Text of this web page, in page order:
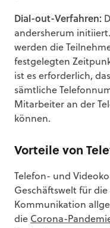
Dial-out-Verfahren:
andersherum
werden die
festgelegten
ist es erforderlich,
sämtliche
Mitarbeiter an der
können.
Vorteile von
Telefon- und
Geschäftswelt für
Kommunikation
die Corona-